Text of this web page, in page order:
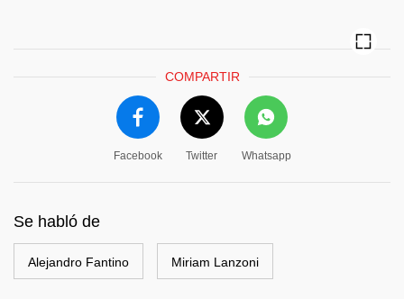
COMPARTIR
Facebook Twitter Whatsapp
Se habló de
Alejandro Fantino Miriam Lanzoni